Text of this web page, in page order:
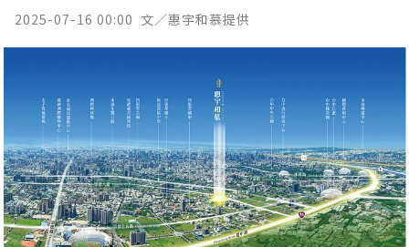
2025-07-16 00:00 文／惠宇和慕提供